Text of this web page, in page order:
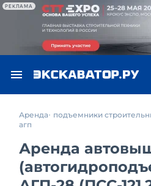
РЕКЛАМА
Аренда подъемники
агп
Аренда